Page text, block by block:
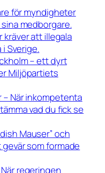
för myndigheter
medborgare.
kräver att illegala
Sverige.
– ett dyrt
Miljöpartiets
När inkompetenta
vad du fick se
Mauser” och
som formade
regeringen